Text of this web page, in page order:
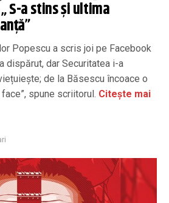
S-a stins și ultima
Popescu a scris joi pe Facebook
dispărut, dar Securitatea i-a
de la Băsescu încoace o
spune scriitorul. Citește mai